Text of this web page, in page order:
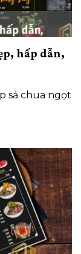
hấp dẫn,
sả chua ngọt